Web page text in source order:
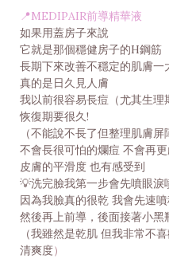
📍MEDIPAIR前導精華液
如果用蓋房子來說
它就是那個穩健房子的H鋼筋
長期下來改善不穩定的肌膚一
真的是日久見人膚
我以前很容易長痘（尤其生理
恢復期要很久!
（不能說不長了但整理肌膚
不會長很可怕的爛痘 不會再更
皮膚的平滑度 也有感受到
💡洗完臉我第一步會先噴眼淚
因為我臉真的很乾 我會先速噴
然後再上前導，後面接著小黑瓶
（我雖然是乾肌 但我非常不
清爽度）